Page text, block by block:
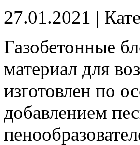
27.01.2021 |
Газобетонные
материал для
изготовлен по
добавлением